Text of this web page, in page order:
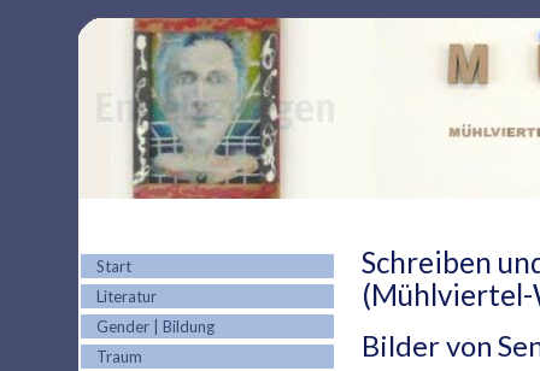
Start
Literatur
Gender | Bildung
Traum
Schreiben
Bilder von